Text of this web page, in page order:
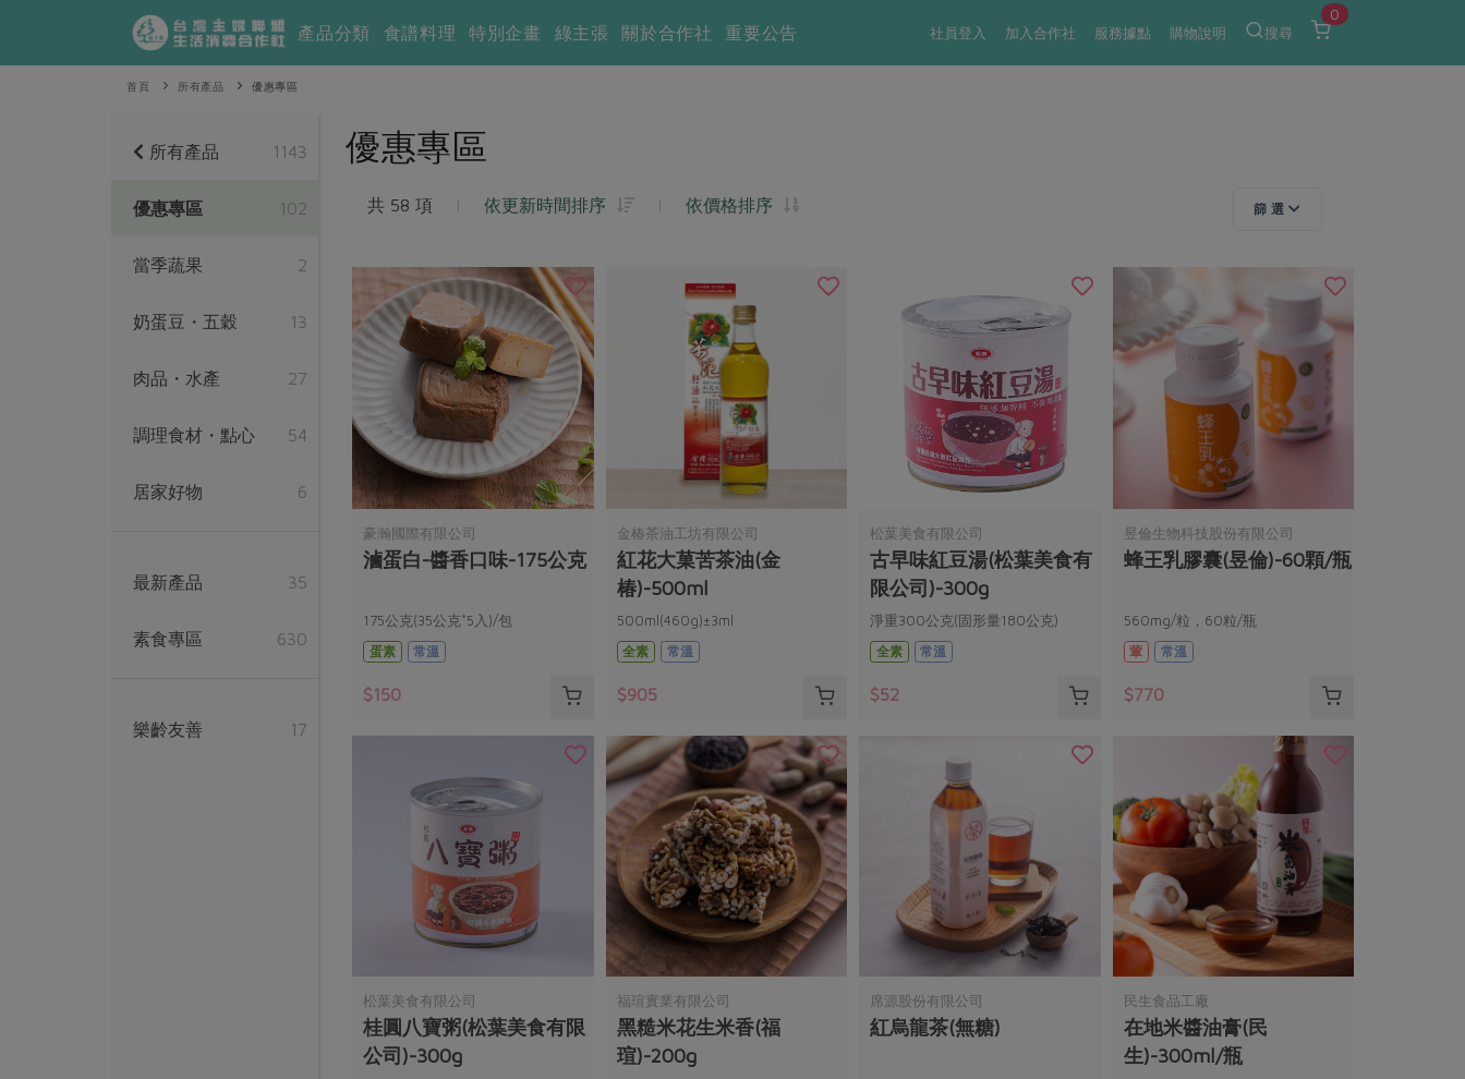
社員登入 加入合作社 服務據點 購物說明 搜尋
0
產品分類 食譜料理 特別企畫 綠主張 關於合作社 重要公告
首頁 所有產品 優惠專區
優惠專區
共 58 項 | 依更新時間排序 | 依價格排序 篩 選
豪瀚國際有限公司
滷蛋白-醬香口味-175公克
175公克(35公克*5入)/包
蛋素
常溫
$150
金椿茶油工坊有限公司
紅花大菓苦茶油(金
椿)-500ml
500ml(460g)±3ml
全素
常溫
$905
松葉美食有限公司
古早味紅豆湯(松葉美食有
限公司)-300g
淨重300公克(固形量180公克)
全素
常溫
$52
昱倫生物科技股份有限公司
蜂王乳膠囊(昱倫)-60顆/瓶
560mg/粒，60粒/瓶
葷
常溫
$770
松葉美食有限公司
桂圓八寶粥(松葉美食有限
公司)-300g
福瑄實業有限公司
黑糙米花生米香(福
瑄)-200g
席源股份有限公司
紅烏龍茶(無糖)
民生食品工廠
在地米醬油膏(民
生)-300ml/瓶
所有產品 1143
優惠專區 102
當季蔬果 2
奶蛋豆・五穀 13
肉品・水產 27
調理食材・點心 54
居家好物 6
最新產品 35
素食專區 630
樂齡友善 17